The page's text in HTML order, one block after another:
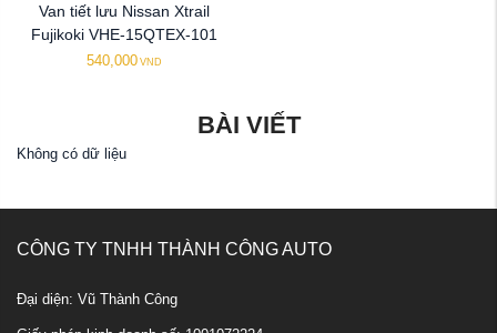
Van tiết lưu Nissan Xtrail
Fujikoki VHE-15QTEX-101
540,000 VND
BÀI VIẾT
Không có dữ liệu
CÔNG TY TNHH THÀNH CÔNG AUTO
Đại diện: Vũ Thành Công